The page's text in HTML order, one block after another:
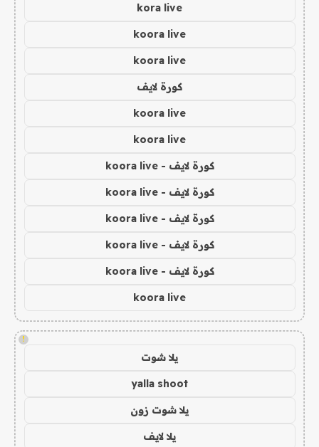
kora live
koora live
koora live
كورة لايف
koora live
koora live
كورة لايف - koora live
كورة لايف - koora live
كورة لايف - koora live
كورة لايف - koora live
كورة لايف - koora live
koora live
!
يلا شوت
yalla shoot
يلا شوت زون
يلا لايف